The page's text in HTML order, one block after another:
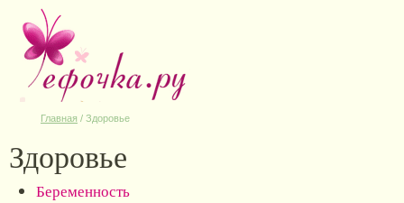
Главная / Здоровье
Здоровье
Беременность